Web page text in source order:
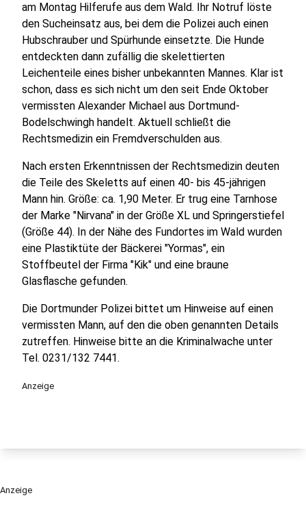
am Montag Hilferufe aus dem Wald. Ihr Notruf löste
den Sucheinsatz aus, bei dem die Polizei auch einen
Hubschrauber und Spürhunde einsetzte. Die Hunde
entdeckten dann zufällig die skelettierten
Leichenteile eines bisher unbekannten Mannes. Klar ist
schon, dass es sich nicht um den seit Ende Oktober
vermissten Alexander Michael aus Dortmund-
Bodelschwingh handelt. Aktuell schließt die
Rechtsmedizin ein Fremdverschulden aus.
Nach ersten Erkenntnissen der Rechtsmedizin deuten
die Teile des Skeletts auf einen 40- bis 45-jährigen
Mann hin. Größe: ca. 1,90 Meter. Er trug eine Tarnhose
der Marke "Nirvana" in der Größe XL und Springerstiefel
(Größe 44). In der Nähe des Fundortes im Wald wurden
eine Plastiktüte der Bäckerei "Yormas", ein
Stoffbeutel der Firma "Kik" und eine braune
Glasflasche gefunden.
Die Dortmunder Polizei bittet um Hinweise auf einen
vermissten Mann, auf den die oben genannten Details
zutreffen. Hinweise bitte an die Kriminalwache unter
Tel. 0231/132 7441.
Anzeige
Anzeige